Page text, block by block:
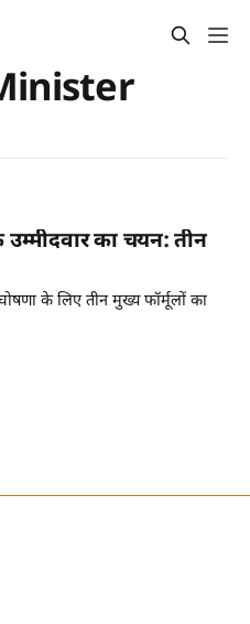
का चयन: तीन
के लिए तीन मुख्य फॉर्मूलों का